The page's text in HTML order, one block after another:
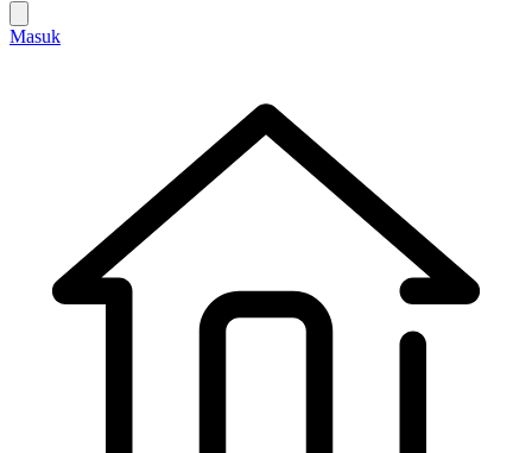
Masuk